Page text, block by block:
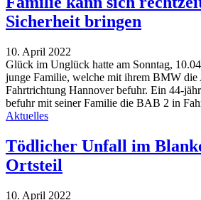
Sicherheit bringen
10. April 2022
Glück im Unglück hatte am Sonntag,
junge Familie, welche mit ihrem BMW die
Fahrtrichtung Hannover befuhr. Ein 44-
befuhr mit seiner Familie die BAB 2 in
Aktuelles
Tödlicher Unfall im
Ortsteil
10. April 2022